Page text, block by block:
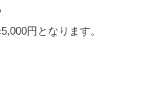
円となります。